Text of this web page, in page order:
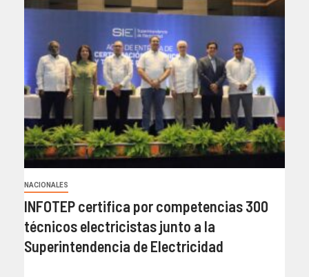
NACIONALES
INFOTEP certifica por competencias 300
técnicos electricistas junto a la
Superintendencia de Electricidad